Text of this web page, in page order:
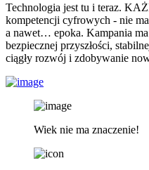
Technologia jest tu i teraz.
kompetencji cyfrowych - nie
a nawet… epoka. Kampania
bezpiecznej przyszłości,
ciągły rozwój i zdobywanie
Wiek nie ma znaczenie!